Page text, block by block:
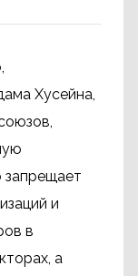
Хусейна,
запрещает
и
в
а